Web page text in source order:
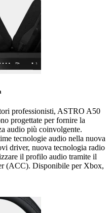
professionisti, ASTRO A50
progettate per fornire la
audio più coinvolgente.
tecnologie audio nella nuova
driver, nuova tecnologia radio
il profilo audio tramite il
(ACC). Disponibile per Xbox,